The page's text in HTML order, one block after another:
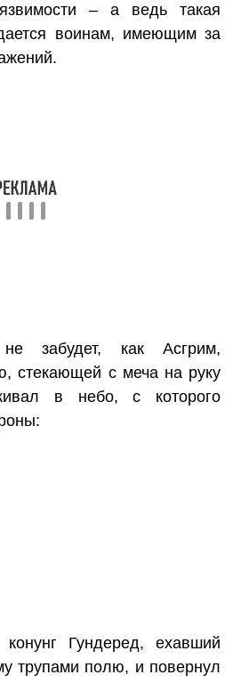
– а ведь такая
воинам, имеющим за
забудет, как Асгрим,
стекающей с меча на руку
в небо, с которого
Гундеред, ехавший
трупами полю, и повернул